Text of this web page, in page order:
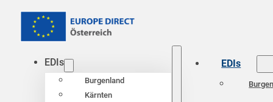
EDIs
Burgenland
Kärnten
EDIs